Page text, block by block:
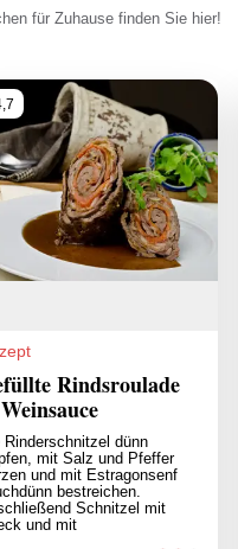
für Zuhause finden Sie hier!
Rindsroulade
Rinderschnitzel dünn
mit Salz und Pfeffer
und mit Estragonsenf
bestreichen.
Schnitzel mit
und mit